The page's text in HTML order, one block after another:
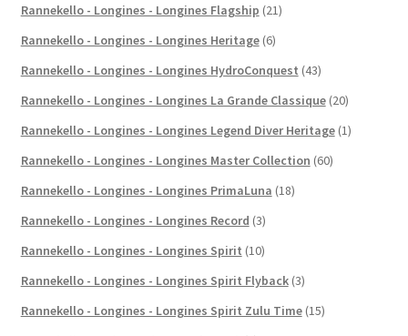
Rannekello - Longines - Longines Flagship (21)
Rannekello - Longines - Longines Heritage (6)
Rannekello - Longines - Longines HydroConquest (43)
Rannekello - Longines - Longines La Grande Classique (20)
Rannekello - Longines - Longines Legend Diver Heritage (1)
Rannekello - Longines - Longines Master Collection (60)
Rannekello - Longines - Longines PrimaLuna (18)
Rannekello - Longines - Longines Record (3)
Rannekello - Longines - Longines Spirit (10)
Rannekello - Longines - Longines Spirit Flyback (3)
Rannekello - Longines - Longines Spirit Zulu Time (15)